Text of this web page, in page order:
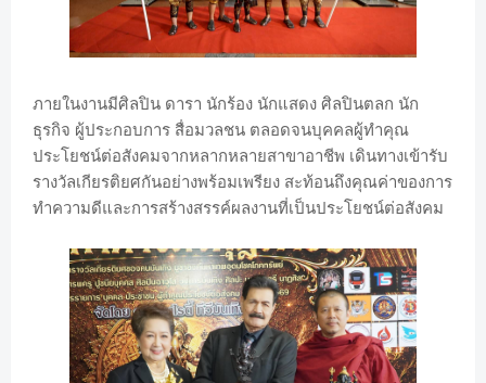
ภายในงานมีศิลปิน ดารา นักร้อง นักแสดง ศิลปินตลก นัก
ธุรกิจ ผู้ประกอบการ สื่อมวลชน ตลอดจนบุคคลผู้ทำคุณ
ประโยชน์ต่อสังคมจากหลากหลายสาขาอาชีพ เดินทางเข้ารับ
รางวัลเกียรติยศกันอย่างพร้อมเพรียง สะท้อนถึงคุณค่าของการ
ทำความดีและการสร้างสรรค์ผลงานที่เป็นประโยชน์ต่อสังคม